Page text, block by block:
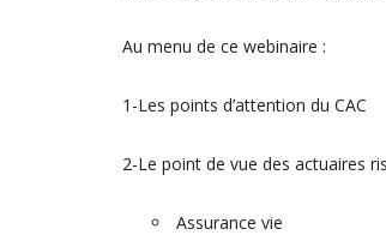
Au menu de ce webinaire :
1-Les points d’attention du CAC
2-Le point de vue des actuaires
Assurance vie